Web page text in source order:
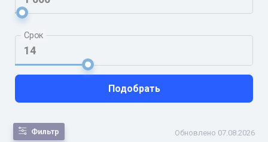
Срок
Подобрать
Фильтр Обновлено 07.08.2026